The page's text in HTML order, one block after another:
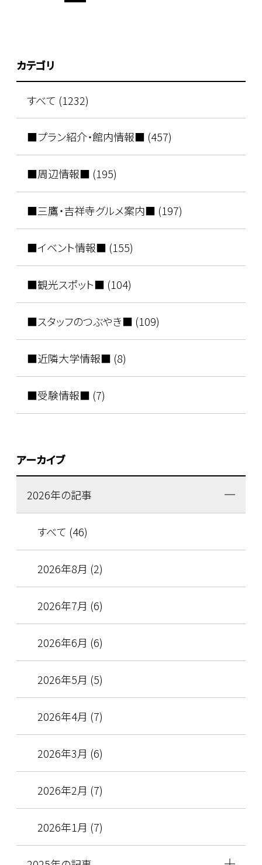
カテゴリ
すべて (1232)
■プラン紹介・館内情報■ (457)
■周辺情報■ (195)
■三鷹・吉祥寺グルメ案内■ (197)
■イベント情報■ (155)
■観光スポット■ (104)
■スタッフのつぶやき■ (109)
■近隣大学情報■ (8)
■受験情報■ (7)
アーカイブ
2026年の記事
すべて (46)
2026年8月 (2)
2026年7月 (6)
2026年6月 (6)
2026年5月 (5)
2026年4月 (7)
2026年3月 (6)
2026年2月 (7)
2026年1月 (7)